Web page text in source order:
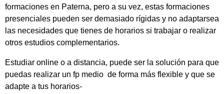
formaciones en Paterna, pero a su vez, estas formaciones
presenciales pueden ser demasiado rígidas y no adaptarsea
las necesidades que tienes de horarios si trabajar o realizar
otros estudios complementarios.
Estudiar online o a distancia, puede ser la solución para que
puedas realizar un fp medio de forma más flexible y que se
adapte a tus horarios-